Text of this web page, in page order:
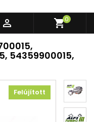
 shopping_cart0
54359900015,
Felújított